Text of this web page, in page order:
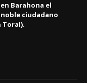
en Barahona el
ciudadano
Toral).